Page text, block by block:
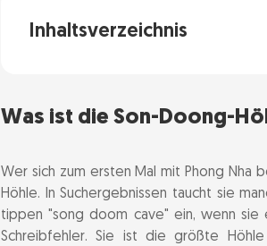
Inhaltsverzeichnis
Woher der Name Son Doong
Was Son Doong so
Hope and Vision Passage
Der unterirdische Fluss
Was ist die Son-Doong-
Wer sich zum ersten Mal mit Phong Nha
Höhle. In Suchergebnissen taucht sie
tippen "song doom cave" ein, wenn sie
Schreibfehler. Sie ist die größte